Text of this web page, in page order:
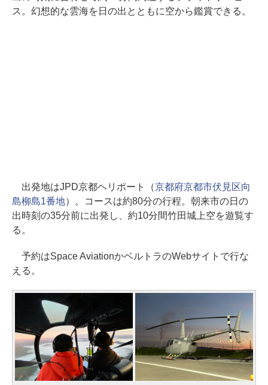
ス。幻想的な雲海を日の出とともに空から鑑賞できる。
出発地はJPD京都ヘリポート（京都府京都市伏見区向
島柳島1番地）。コースは約80分の行程。朝来市の日の
出時刻の35分前に出発し、約10分間竹田城上空を遊覧す
る。
予約はSpace AviationかベルトラのWebサイトで行な
える。